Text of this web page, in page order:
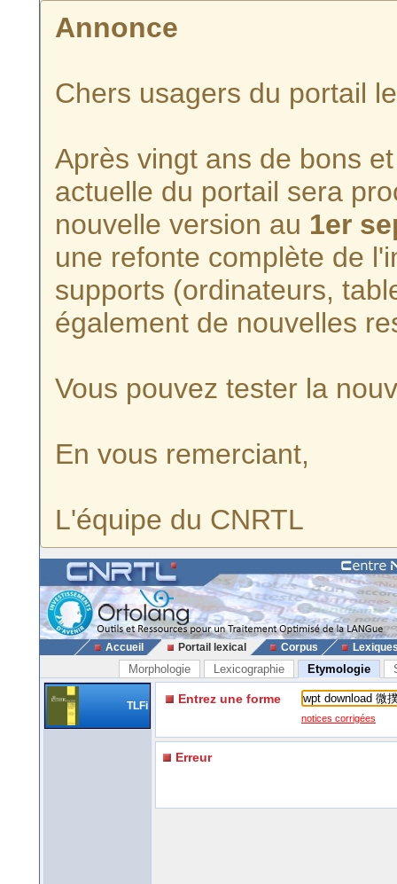
Annonce
Chers usagers du portail
Après vingt ans de bons
actuelle du portail sera
nouvelle version au 1er
une refonte complète de
supports (ordinateurs,
également de nouvelles
Vous pouvez tester la
En vous remerciant,
L'équipe du CNRTL
Accueil Portail lexical Corpus
Morphologie Lexicographie Etymologie
TLFi Entrez une forme
notices corrigées
Erreur